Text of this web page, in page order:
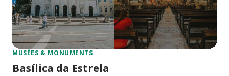
MUSÉES & MONUMENTS
Basílica da Estrela